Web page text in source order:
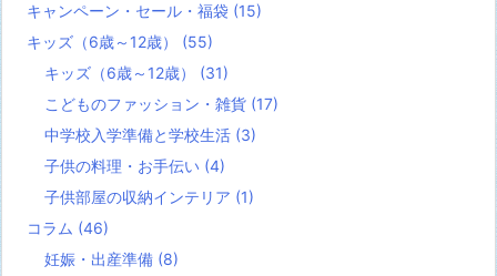
キャンペーン・セール・福袋 (15)
キッズ（6歳～12歳） (55)
キッズ（6歳～12歳） (31)
こどものファッション・雑貨 (17)
中学校入学準備と学校生活 (3)
子供の料理・お手伝い (4)
子供部屋の収納インテリア (1)
コラム (46)
妊娠・出産準備 (8)